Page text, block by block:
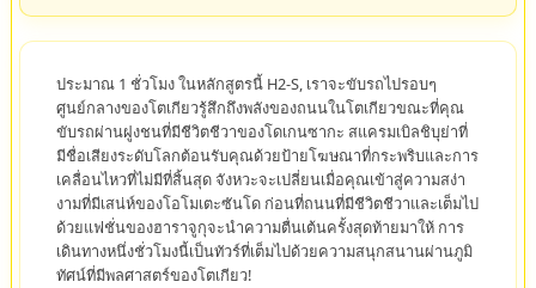
ประมาณ 1 ชั่วโมง ในหลักสูตรนี้ H2-S, เราจะขับรถไปรอบๆ
ศูนย์กลางของโตเกียวรู้สึกถึงพลังของถนนในโตเกียวขณะที่คุณ
ขับรถผ่านฝูงชนที่มีชีวิตชีวาของโดเกนซากะ สแครมเบิลชิบุย่าที่
มีชื่อเสียงระดับโลกต้อนรับคุณด้วยป้ายโฆษณาที่กระพริบและการ
เคลื่อนไหวที่ไม่มีที่สิ้นสุด จังหวะจะเปลี่ยนเมื่อคุณเข้าสู่ความสง่า
งามที่มีเสน่ห์ของโอโมเตะซันโด ก่อนที่ถนนที่มีชีวิตชีวาและเต็มไป
ด้วยแฟชั่นของฮาราจูกุจะนำความตื่นเต้นครั้งสุดท้ายมาให้ การ
เดินทางหนึ่งชั่วโมงนี้เป็นทัวร์ที่เต็มไปด้วยความสนุกสนานผ่านภูมิ
ทัศน์ที่มีพลศาสตร์ของโตเกียว!